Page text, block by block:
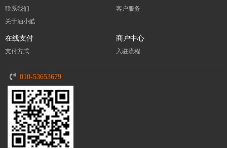
联系我们
关于油小酷
客户服务
在线支付
支付方式
商户中心
入驻流程
010-53653679